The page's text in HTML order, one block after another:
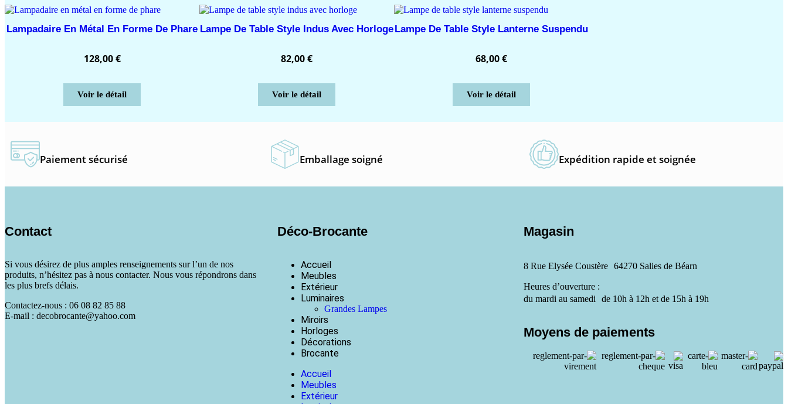
Lampadaire En Métal En Forme De Phare
128,00€
Voir le détail
Lampe De Table Style Indus Avec Horloge
82,00€
Voir le détail
Lampe De Table Style Lanterne Suspendu
68,00€
Voir le détail
Paiement sécurisé Emballage soigné Expédition rapide et soignée
Contact
Si vous désirez de plus amples renseignements sur l’un de nos
produits, n’hésitez pas à nous contacter. Nous vous répondrons dans
les plus brefs délais.
Contactez-nous : 06 08 82 85 88
E-mail : decobrocante@yahoo.com
Déco-Brocante
Accueil
Meubles
Extérieur
Luminaires
Grandes Lampes
Miroirs
Horloges
Décorations
Brocante
Accueil
Meubles
Extérieur
Magasin
8 Rue Elysée Coustère 64270 Salies de Béarn
Heures d’ouverture :
du mardi au samedi de 10h à 12h et de 15h à 19h
Moyens de paiements